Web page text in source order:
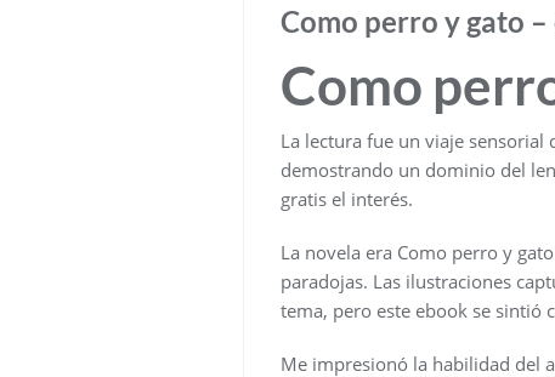
Como perro y gato –
Como
La lectura fue un viaje sensorial
demostrando un dominio del
gratis el interés.
La novela era Como perro y
paradojas. Las ilustraciones
tema, pero este ebook se sintió
Me impresionó la habilidad del